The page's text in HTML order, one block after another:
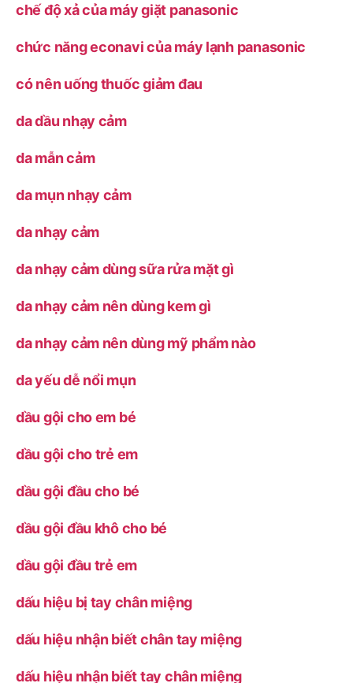
chế độ xả của máy giặt panasonic
chức năng econavi của máy lạnh panasonic
có nên uống thuốc giảm đau
da dầu nhạy cảm
da mẫn cảm
da mụn nhạy cảm
da nhạy cảm
da nhạy cảm dùng sữa rửa mặt gì
da nhạy cảm nên dùng kem gì
da nhạy cảm nên dùng mỹ phẩm nào
da yếu dễ nổi mụn
dầu gội cho em bé
dầu gội cho trẻ em
dầu gội đầu cho bé
dầu gội đầu khô cho bé
dầu gội đầu trẻ em
dấu hiệu bị tay chân miệng
dấu hiệu nhận biết chân tay miệng
dấu hiệu nhận biết tay chân miệng